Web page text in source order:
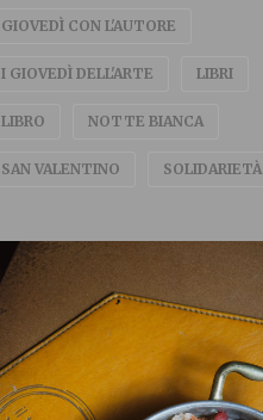
GIOVEDÌ CON L'AUTORE
I GIOVEDÌ DELL'ARTE LIBRI
LIBRO NOTTE BIANCA
SAN VALENTINO SOLIDARIETÀ